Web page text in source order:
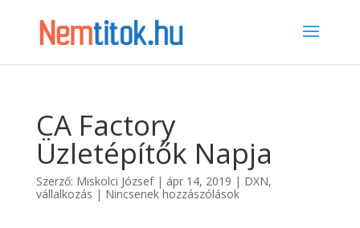
CA Factory
Üzletépítők Napja
Szerző: Miskolci József| ápr 14, 2019 | DXN,
vállalkozás | Nincsenek hozzászólások